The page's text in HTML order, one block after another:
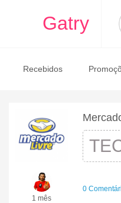
Gatry
Recebidos
1 mês
0